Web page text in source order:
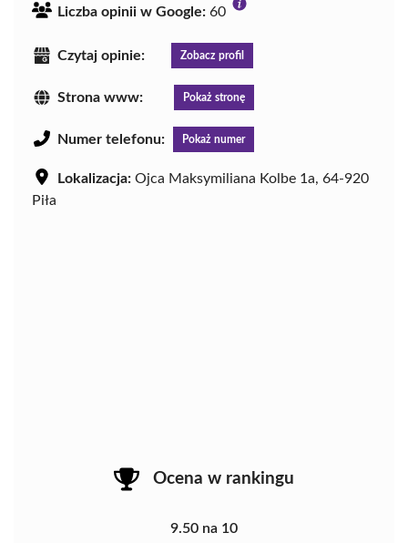
Liczba opinii w Google: 60
Czytaj opinie: Zobacz profil
Strona www: Pokaż stronę
Numer telefonu: Pokaż numer
Lokalizacja: Ojca Maksymiliana Kolbe 1a, 64-920
Piła
Ocena w rankingu
9.50 na 10